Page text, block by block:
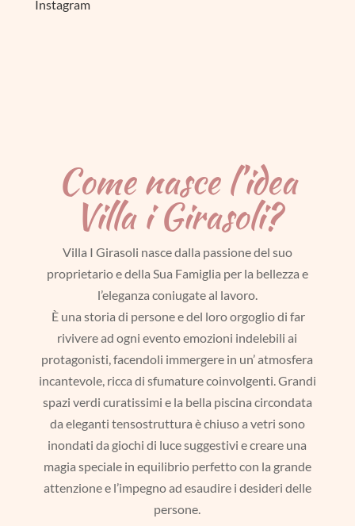
Come nasce l’idea
Villa i Girasoli?
Villa I Girasoli nasce dalla passione del suo
proprietario e della Sua Famiglia per la bellezza e
l’eleganza coniugate al lavoro.
È una storia di persone e del loro orgoglio di far
rivivere ad ogni evento emozioni indelebili ai
protagonisti, facendoli immergere in un’ atmosfera
incantevole, ricca di sfumature coinvolgenti. Grandi
spazi verdi curatissimi e la bella piscina circondata
da eleganti tensostruttura è chiuso a vetri sono
inondati da giochi di luce suggestivi e creare una
magia speciale in equilibrio perfetto con la grande
attenzione e l’impegno ad esaudire i desideri delle
persone.